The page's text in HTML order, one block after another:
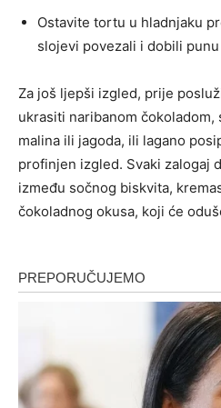
Ostavite tortu u hladnjaku
slojevi povezali i dobili
Za još ljepši izgled, prije
ukrasiti naribanom
malina ili jagoda, ili lagano
profinjen izgled. Svaki zalogaj
između sočnog biskvita,
čokoladnog okusa, koji će